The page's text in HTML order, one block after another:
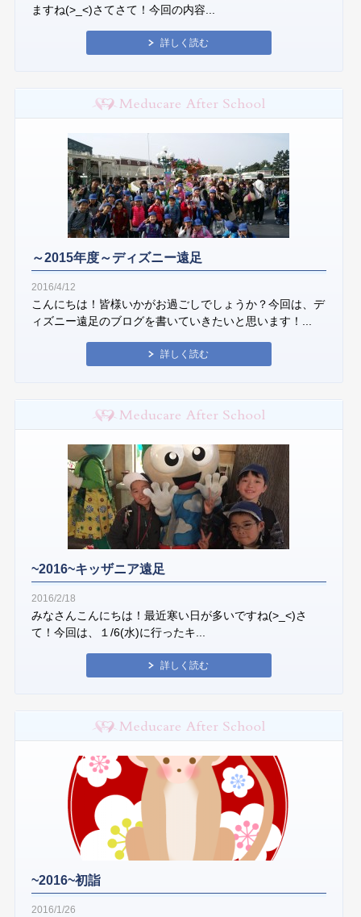
ますね(>_<)さてさて！今回の内容...
詳しく読む
～2015年度～ディズニー遠足
2016/4/12
こんにちは！皆様いかがお過ごしでしょうか？今回は、デ
ィズニー遠足のブログを書いていきたいと思います！...
詳しく読む
~2016~キッザニア遠足
2016/2/18
みなさんこんにちは！最近寒い日が多いですね(>_<)さ
て！今回は、１/6(水)に行ったキ...
詳しく読む
~2016~初詣
2016/1/26